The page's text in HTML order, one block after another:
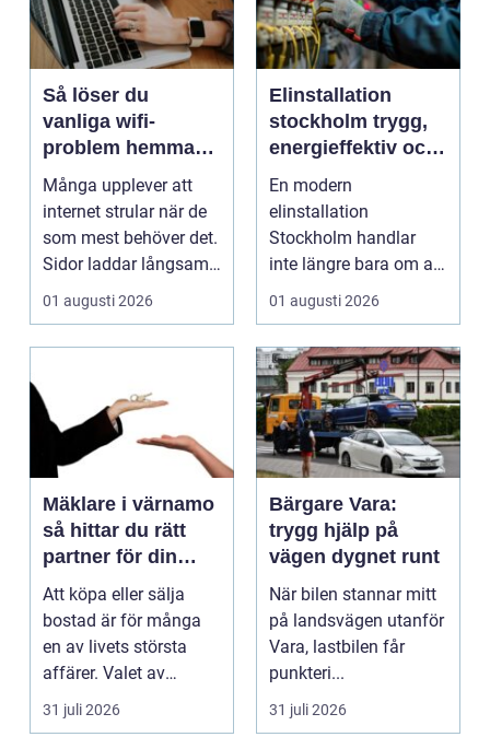
Så löser du
vanliga wifi-
problem hemma
och på jobbet
Många upplever att
internet strular när de
som mest behöver det.
Sidor laddar långsamt,
videos hacka...
01 augusti 2026
Elinstallation
stockholm trygg,
energieffektiv och
framtidssäker el i
företagslokaler
En modern
elinstallation
Stockholm handlar
inte längre bara om att
få belysning och uttag
på rätt pl...
01 augusti 2026
Mäklare i värnamo
så hittar du rätt
partner för din
bostadsaffär
Att köpa eller sälja
bostad är för många
en av livets största
affärer. Valet av
mäklare Värnamo
påve...
31 juli 2026
Bärgare Vara:
trygg hjälp på
vägen dygnet runt
När bilen stannar mitt
på landsvägen utanför
Vara, lastbilen får
punkteri...
31 juli 2026